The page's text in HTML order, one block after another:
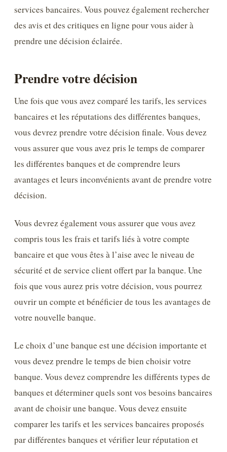
services bancaires. Vous pouvez également rechercher
des avis et des critiques en ligne pour vous aider à
prendre une décision éclairée.
Prendre votre décision
Une fois que vous avez comparé les tarifs, les services
bancaires et les réputations des différentes banques,
vous devrez prendre votre décision finale. Vous devez
vous assurer que vous avez pris le temps de comparer
les différentes banques et de comprendre leurs
avantages et leurs inconvénients avant de prendre votre
décision.
Vous devrez également vous assurer que vous avez
compris tous les frais et tarifs liés à votre compte
bancaire et que vous êtes à l’aise avec le niveau de
sécurité et de service client offert par la banque. Une
fois que vous aurez pris votre décision, vous pourrez
ouvrir un compte et bénéficier de tous les avantages de
votre nouvelle banque.
Le choix d’une banque est une décision importante et
vous devez prendre le temps de bien choisir votre
banque. Vous devez comprendre les différents types de
banques et déterminer quels sont vos besoins bancaires
avant de choisir une banque. Vous devez ensuite
comparer les tarifs et les services bancaires proposés
par différentes banques et vérifier leur réputation et